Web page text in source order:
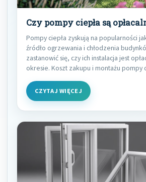
Czy pompy ciepła są
Pompy ciepła zyskują na popularności
źródło ogrzewania i chłodzenia
zastanowić się, czy ich instalacja jest
okresie. Koszt zakupu i montażu pompy
CZYTAJ WIĘCEJ